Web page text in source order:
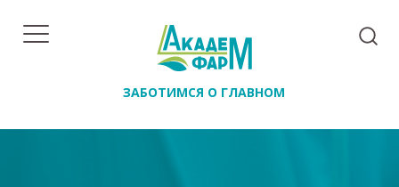
ЗАБОТИМСЯ О ГЛАВНОМ